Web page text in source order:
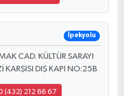
İpekyolu
CAD. KÜLTÜR SARAYI
KARŞISI DIŞ KAPI NO:25B
(432) 212 66 67